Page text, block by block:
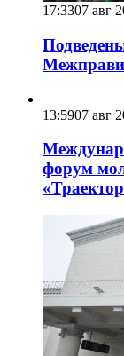
17:3307 авг
13:5907 авг
форум